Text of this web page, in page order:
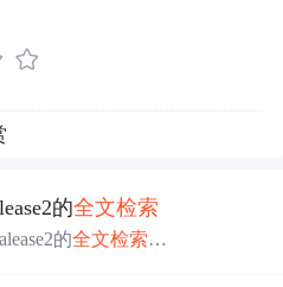
的全文检索
的全文检索